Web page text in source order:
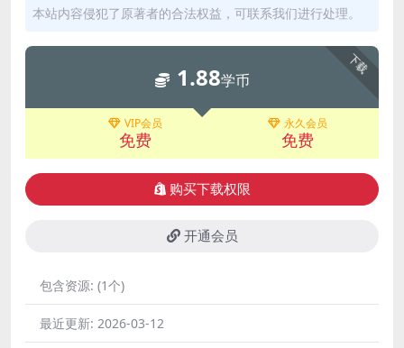
本站内容侵犯了原著者的合法权益，可联系我们进行处理。
下载
1.88学币
VIP会员
免费
永久会员
免费
购买下载权限
开通会员
包含资源: (1个)
最近更新: 2026-03-12